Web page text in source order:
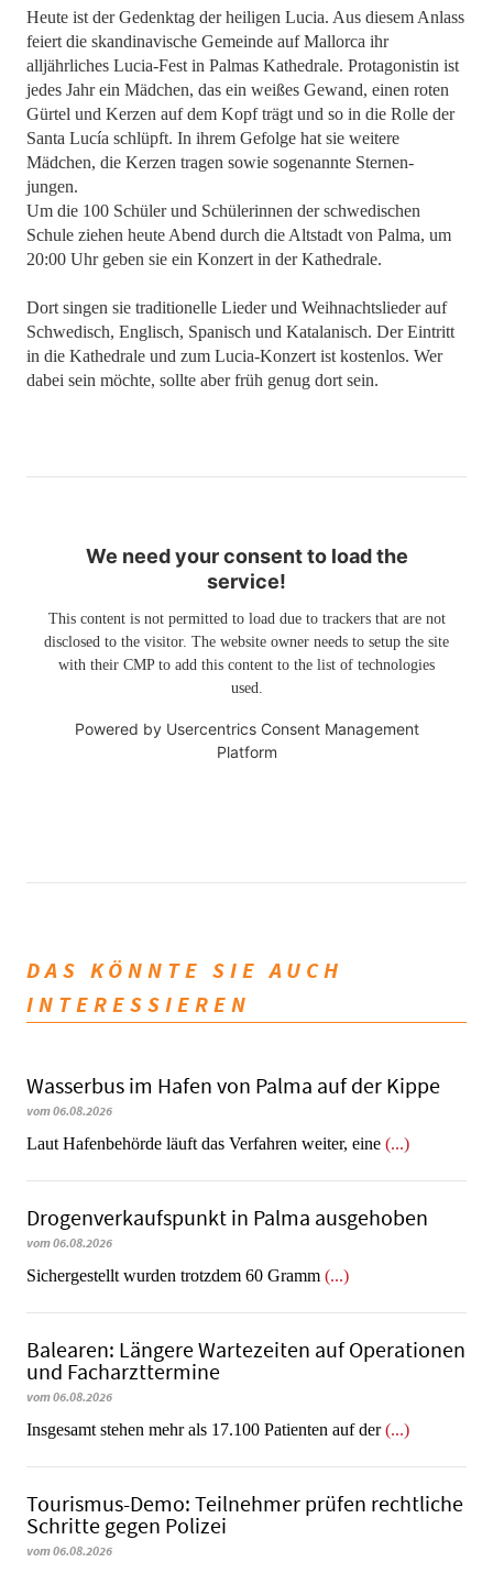
Heute ist der Gedenktag der heiligen Lucia. Aus diesem Anlass
feiert die skandinavische Gemeinde auf Mallorca ihr
alljährliches Lucia-Fest in Palmas Kathedrale. Protagonistin ist
jedes Jahr ein Mädchen, das ein weißes Gewand, einen roten
Gürtel und Kerzen auf dem Kopf trägt und so in die Rolle der
Santa Lucía schlüpft. In ihrem Gefolge hat sie weitere
Mädchen, die Kerzen tragen sowie sogenannte Sternen-
jungen.
Um die 100 Schüler und Schülerinnen der schwedischen
Schule ziehen heute Abend durch die Altstadt von Palma, um
20:00 Uhr geben sie ein Konzert in der Kathedrale.
Dort singen sie traditionelle Lieder und Weihnachtslieder auf
Schwedisch, Englisch, Spanisch und Katalanisch. Der Eintritt
in die Kathedrale und zum Lucia-Konzert ist kostenlos. Wer
dabei sein möchte, sollte aber früh genug dort sein.
We need your consent to load the
service!
This content is not permitted to load due to trackers that are not
disclosed to the visitor. The website owner needs to setup the site
with their CMP to add this content to the list of technologies
used.
Powered by Usercentrics Consent Management
Platform
DAS KÖNNTE SIE AUCH
INTERESSIEREN
Wasserbus im Hafen von Palma auf der Kippe
vom 06.08.2026
Laut Hafenbehörde läuft das Verfahren weiter, eine (...)
Dro­gen­ver­kaufs­punkt in Palma ausgehoben
vom 06.08.2026
​​​​​​​Sichergestellt wurden trotzdem 60 Gramm (...)
Balearen: Längere Wartezeiten auf Operationen
und Facharzttermine
vom 06.08.2026
Insgesamt stehen mehr als 17.100 Patienten auf der(...)
Tourismus-Demo: Teilnehmer prüfen rechtliche
Schritte gegen Polizei
vom 06.08.2026